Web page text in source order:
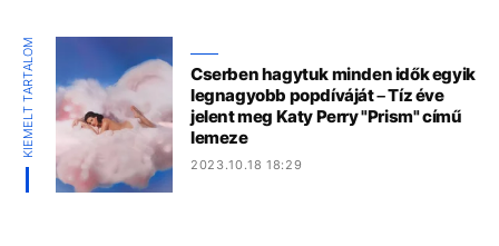
KIEMELT TARTALOM
Cserben hagytuk minden idők egyik
legnagyobb popdíváját – Tíz éve
jelent meg Katy Perry "Prism" című
lemeze
2023.10.18 18:29